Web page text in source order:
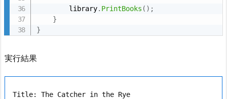
        library
. PrintBooks ( ) ;
}
}
実行結果
Title: The Catcher in the Rye